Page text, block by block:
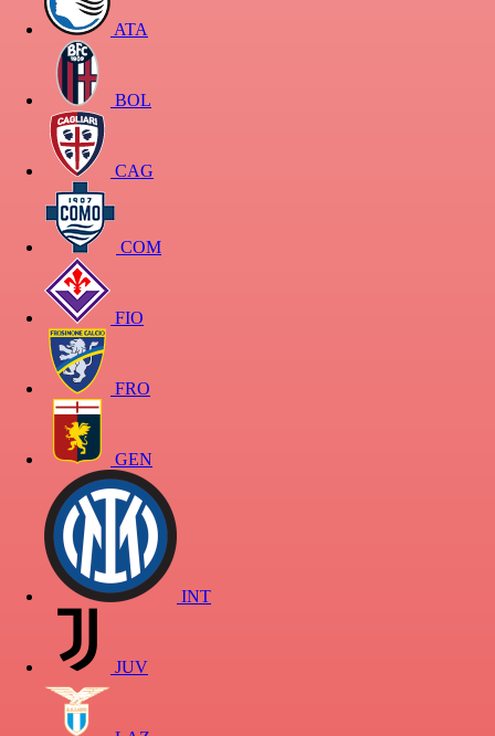
ATA
BOL
CAG
COM
FIO
FRO
GEN
INT
JUV